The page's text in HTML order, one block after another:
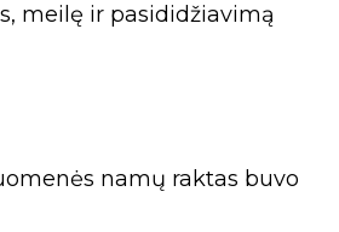
meilę ir pasididžiavimą
namų raktas buvo